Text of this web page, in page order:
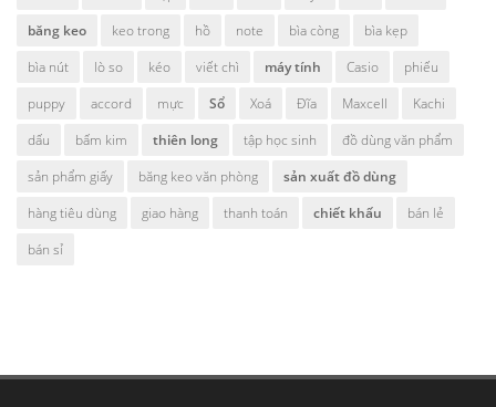
băng keo
keo trong hồ note bìa còng
bìa kẹp
bìa nút
lò so kéo viết chì máy tính Casio
phiếu
puppy
accord mực Sổ Xoá Đĩa Maxcell
Kachi
dấu
bấm kim thiên long tập học sinh
đồ dùng văn phẩm
sản phẩm giấy
băng keo văn phòng
sản xuất đồ dùng
hàng tiêu dùng
giao hàng thanh toán chiết khấu
bán lẻ
bán sỉ